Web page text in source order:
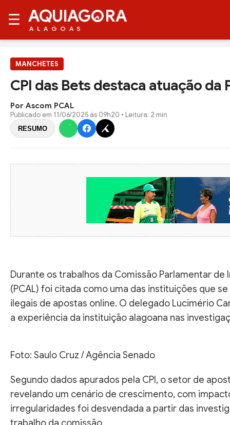
☰ AQUIAG RA
ALAGOAS
MANCHETES
CPI das Bets destaca atuação
Por Ascom PCAL
Publicado em 11/06/2025 às 09h20 • Leitura: 2 min
RESUMO
Durante os trabalhos da Comissão Parlamentar de
(PCAL) foi citada como uma das instituições que
ilegais de apostas online. O delegado Lucimério
a experiência da instituição alagoana nas
Foto: Saulo Cruz / Agência Senado
Segundo dados apurados pela CPI, o setor de
revelando um cenário de crescimento, com
irregularidades foi desvendada a partir das